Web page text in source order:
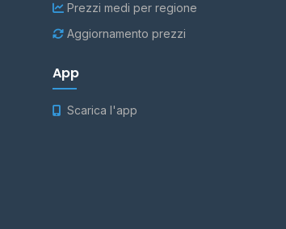
Prezzi medi per regione
Aggiornamento prezzi
App
Scarica l'app